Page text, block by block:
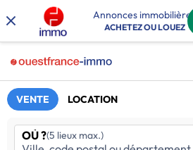
Annonces immobilières
ACHETEZ OU LOUEZ
VENTE LOCATION
OÙ ?(5 lieux max.)